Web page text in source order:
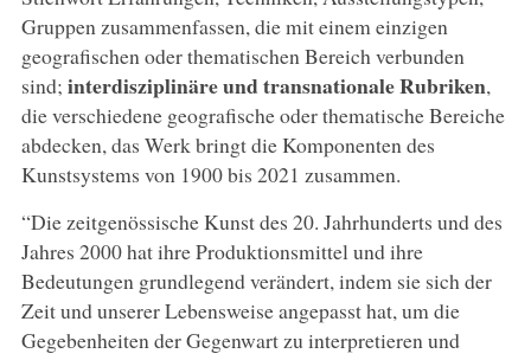
Gruppen zusammenfassen, die mit einem einzigen
geografischen oder thematischen Bereich verbunden
sind; interdisziplinäre und transnationale Rubriken,
die verschiedene geografische oder thematische Bereiche
abdecken, das Werk bringt die Komponenten des
Kunstsystems von 1900 bis 2021 zusammen.
“Die zeitgenössische Kunst des 20. Jahrhunderts und des
Jahres 2000 hat ihre Produktionsmittel und ihre
Bedeutungen grundlegend verändert, indem sie sich der
Zeit und unserer Lebensweise angepasst hat, um die
Gegebenheiten der Gegenwart zu interpretieren und